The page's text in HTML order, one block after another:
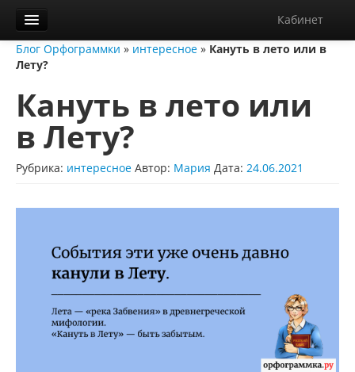
Кабинет
Орфограммка
Блог
О нас
Контакты
Справка
Диктанты
Блог Орфограммки » интересное » Кануть в лето или в
Лету?
Кануть в лето или
в Лету?
Рубрика: интересное Автор: Мария Дата: 24.06.2021